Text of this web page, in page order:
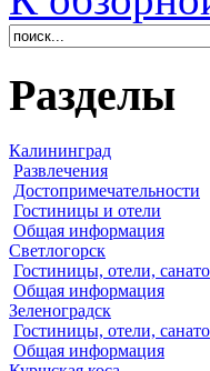
Разделы
Калининград
Развлечения
Достопримечательности
Гостиницы и отели
Общая информация
Светлогорск
Гостиницы, отели,
Общая информация
Зеленоградск
Гостиницы, отели,
Общая информация